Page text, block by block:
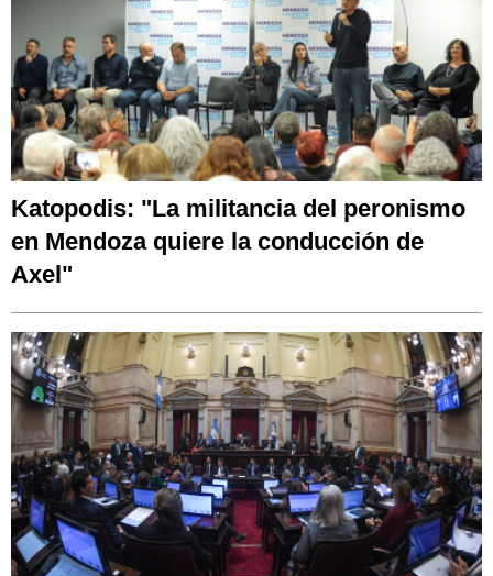
Katopodis: "La militancia del peronismo
en Mendoza quiere la conducción de
Axel"